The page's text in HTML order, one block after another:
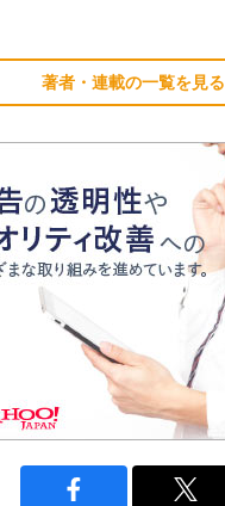
著者・連載の一覧を見る